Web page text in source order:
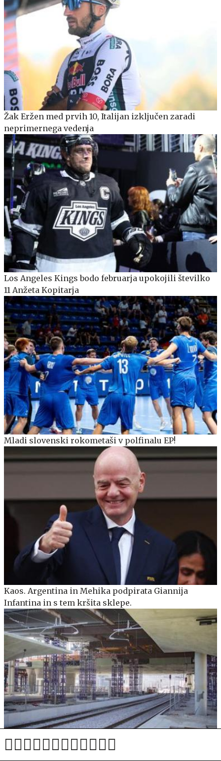
Žak Eržen med prvih 10, Italijan izključen zaradi
neprimernega vedenja
Los Angeles Kings bodo februarja upokojili številko
11 Anžeta Kopitarja
Mladi slovenski rokometaši v polfinalu EP!
Kaos. Argentina in Mehika podpirata Giannija
Infantina in s tem kršita sklepe.
Konec avgusta konec začasnih peronov zunaj